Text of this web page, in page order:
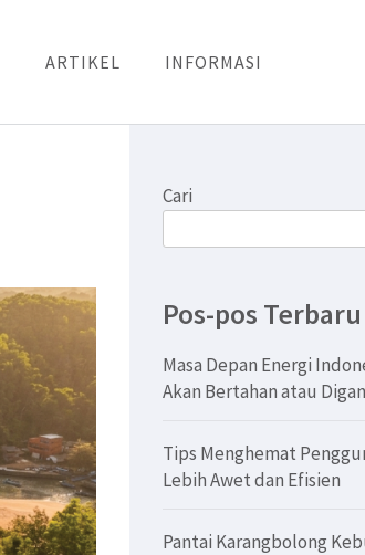
ARTIKEL INFORMASI
Cari
Pos-pos Terbaru
Masa Depan Energi
Akan Bertahan atau
Tips Menghemat
Lebih Awet dan Efisien
Pantai Karangbolong